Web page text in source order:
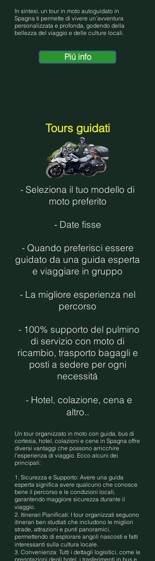
In sintesi, un tour in moto autoguidato in
Spagna ti permette di vivere un'avventura
personalizzata e profonda, godendo della
bellezza del viaggio e delle culture locali.
Piú info
Tours guidati
- Seleziona il tuo modello di
moto preferito
- Date fisse
- Quando preferisci essere
guidato da una guida esperta
e viaggiare in gruppo
- La migliore esperienza nel
percorso
- 100% supporto del pulmino
di servizio con moto di
ricambio, trasporto bagagli e
posti a sedere per ogni
necessitá
- Hotel, colazione, cena e
altro..
Un tour organizzato in moto con guida, bus di
cortesia, hotel, colazioni e cene in Spagna offre
diversi vantaggi che possono arricchire
l'esperienza di viaggio. Ecco alcuni dei
principali:
1. Sicurezza e Supporto: Avere una guida
esperta significa avere qualcuno che conosce
bene il percorso e le condizioni locali,
garantendo maggiore sicurezza durante il
viaggio.
2. Itinerari Pianificati: I tour organizzati seguono
itinerari ben studiati che includono le migliori
strade, attrazioni e punti panoramici,
permettendo di esplorare angoli nascosti e fatti
interessanti sulla cultura locale.
3. Convenienza: Tutti i dettagli logisitici, come le
prenotazioni degli hotel, i trasferimenti in bus e